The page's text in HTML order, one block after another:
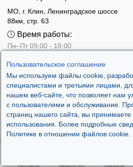
Пользовательское соглашение
Мы используем файлы cookie,
специалистами и третьими лицами,
нашем веб-сайте, что позволяет нам
с пользователями и обслуживание.
страниц нашего сайта, вы принимаете
использования. Более подробные
Политике в отношении файлов cookie.
МО, г. Клин, Ленинградское шоссе
88км, стр. 63
Время работы:
Пн–Пт 09:00 - 18:00
Вс - выходной
Контакты Сравнение Корзина